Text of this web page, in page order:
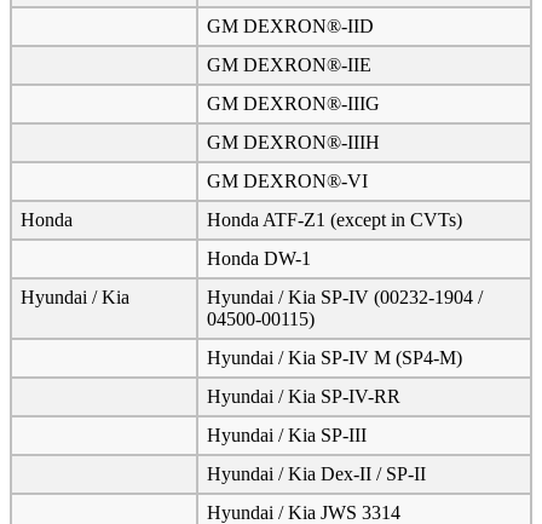
GM DEXRON®-IID
GM DEXRON®-IIE
GM DEXRON®-IIIG
GM DEXRON®-IIIH
GM DEXRON®-VI
Honda
Honda ATF-Z1 (except in CVTs)
Honda DW-1
Hyundai / Kia
Hyundai / Kia SP-IV (00232-1904 /
04500-00115)
Hyundai / Kia SP-IV M (SP4-M)
Hyundai / Kia SP-IV-RR
Hyundai / Kia SP-III
Hyundai / Kia Dex-II / SP-II
Hyundai / Kia JWS 3314